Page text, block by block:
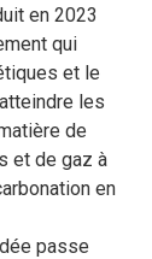
en 2023
qui
et le
les
de
et de gaz à
en
passe